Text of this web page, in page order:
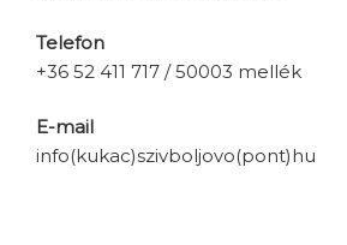
Telefon
+36 52 411 717 / 50003 mellék
E-mail
info(kukac)szivboljovo(pont)hu